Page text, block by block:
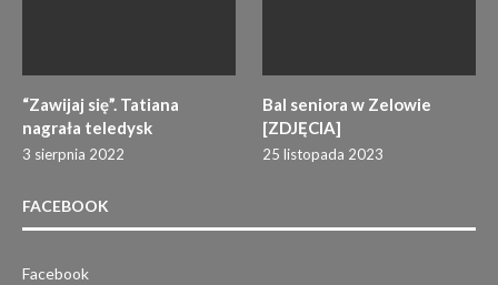
“Zawijaj się”. Tatiana
nagrała teledysk
3 sierpnia 2022
Bal seniora w Zelowie
[ZDJĘCIA]
25 listopada 2023
FACEBOOK
Facebook